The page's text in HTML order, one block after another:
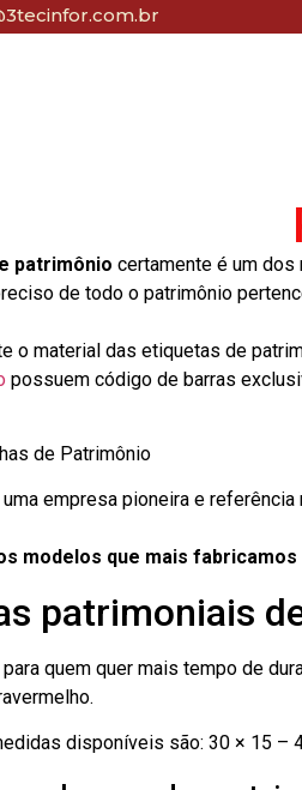
patrimônio certamente é um dos
de todo o patrimônio
o material das etiquetas de
possuem código de barras
uma empresa pioneira e
modelos que mais
patrimoniais
quem quer mais tempo de
disponíveis são: 30 × 15 –